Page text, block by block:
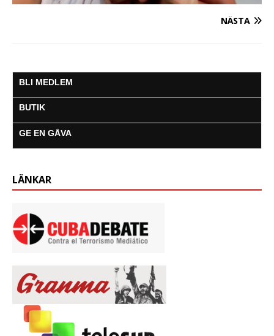
NÄSTA
BLI MEDLEM
BUTIK
GE EN GÅVA
LÄNKAR